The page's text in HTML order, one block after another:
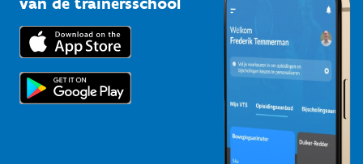
Trainers en begeleiders
Topsporters
Downloads
Voor de pers